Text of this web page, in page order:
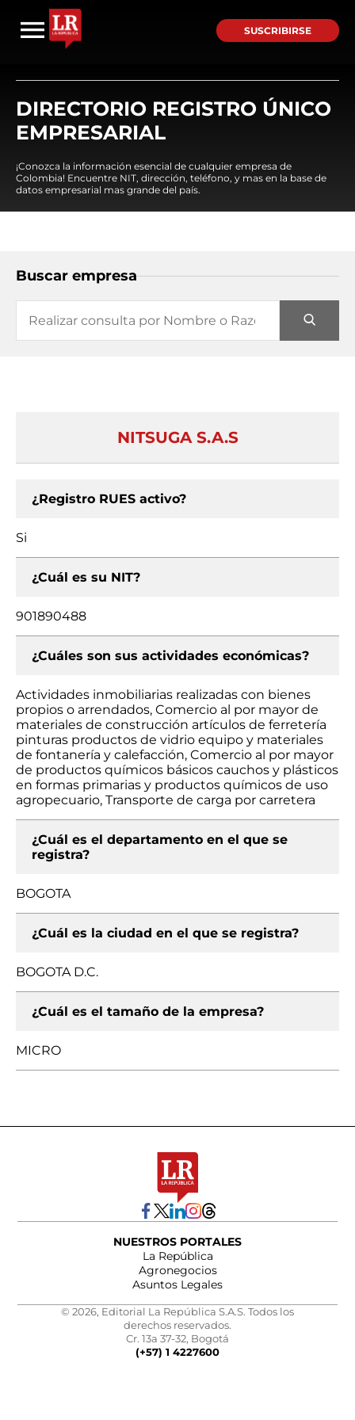
SUSCRIBIRSE
DIRECTORIO REGISTRO ÚNICO
EMPRESARIAL
¡Conozca la información esencial de cualquier empresa de
Colombia! Encuentre NIT, dirección, teléfono, y mas en la base de
datos empresarial mas grande del país.
Buscar empresa
NITSUGA S.A.S
¿Registro RUES activo?
Si
¿Cuál es su NIT?
901890488
¿Cuáles son sus actividades económicas?
Actividades inmobiliarias realizadas con bienes
propios o arrendados, Comercio al por mayor de
materiales de construcción artículos de ferretería
pinturas productos de vidrio equipo y materiales
de fontanería y calefacción, Comercio al por mayor
de productos químicos básicos cauchos y plásticos
en formas primarias y productos químicos de uso
agropecuario, Transporte de carga por carretera
¿Cuál es el departamento en el que se
registra?
BOGOTA
¿Cuál es la ciudad en el que se registra?
BOGOTA D.C.
¿Cuál es el tamaño de la empresa?
MICRO
NUESTROS PORTALES
La República
Agronegocios
Asuntos Legales
© 2026, Editorial La República S.A.S. Todos los
derechos reservados.
Cr. 13a 37-32, Bogotá
(+57) 1 4227600